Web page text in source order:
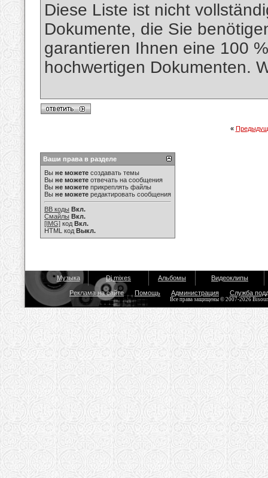
Diese Liste ist nicht
Dokumente, die Sie
garantieren Ihnen eine 100
hochwertigen Dokumenten.
«
Ваши права в разделе
Вы не можете создавать темы
Вы не можете отвечать на сообщения
Вы не можете прикреплять файлы
Вы не можете редактировать сообщения
BB коды Вкл.
Смайлы Вкл.
[IMG] код Вкл.
HTML код Выкл.
Музыка Dj mixes Альбомы Видеоклипы
Реклама на сайте Помощь Администрация Служба
Все права защищены © 2007-2026